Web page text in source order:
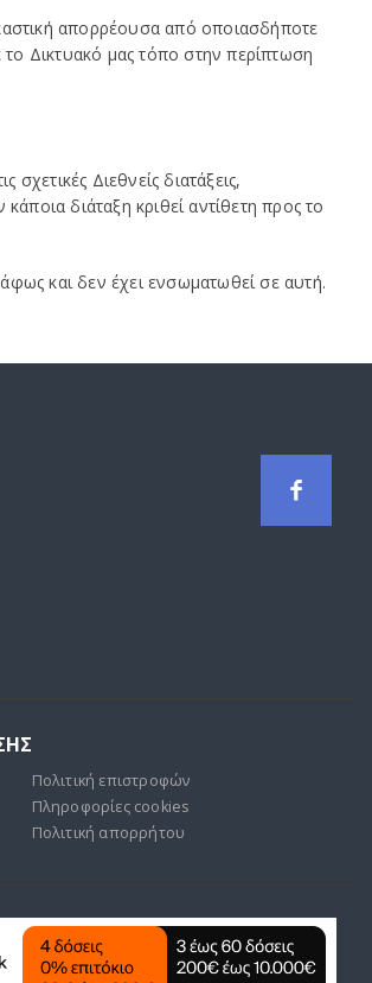
απορρέουσα από οποιασδήποτε
Δικτυακό μας τόπο στην περίπτωση
Διεθνείς διατάξεις,
διάταξη κριθεί αντίθετη προς το
και δεν έχει ενσωματωθεί σε αυτή.
Πολιτική επιστροφών
Πληροφορίες cookies
Πολιτική απορρήτου